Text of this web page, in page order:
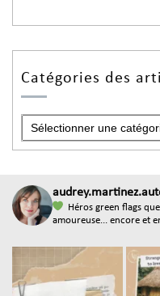
Catégories des
Héros green flags
amoureuse... encore et